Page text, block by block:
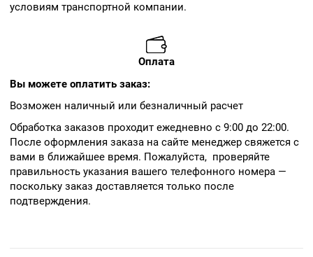
условиям транспортной компании.
Оплата
Вы можете оплатить заказ:
Возможен наличный или безналичный расчет
Обработка заказов проходит ежедневно с 9:00 до 22:00.
После оформления заказа на сайте менеджер свяжется с
вами в ближайшее время. Пожалуйста, проверяйте
правильность указания вашего телефонного номера —
поскольку заказ доставляется только после
подтверждения.